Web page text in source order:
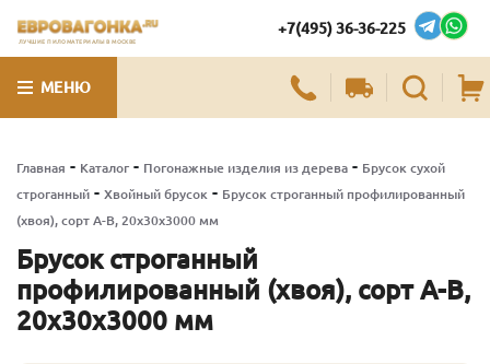
ЛУЧШИЕ ПИЛОМАТЕРИАЛЫ В МОСКВЕ
+7(495) 36-36-225
МЕНЮ
Главная - Каталог - Погонажные изделия из дерева - Брусок сухой
строганный - Хвойный брусок - Брусок строганный профилированный
(хвоя), сорт А-В, 20х30х3000 мм
Брусок строганный
профилированный (хвоя), сорт А-В,
20х30х3000 мм